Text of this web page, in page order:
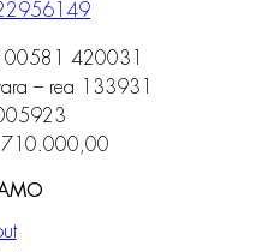
00581 420031
– rea 133931
710.000,00